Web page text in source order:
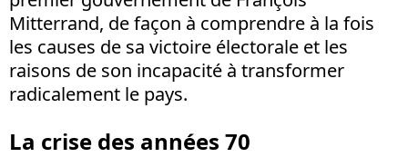
Mitterrand, de façon à comprendre à la fois
les causes de sa victoire électorale et les
raisons de son incapacité à transformer
radicalement le pays.
La crise des années 70